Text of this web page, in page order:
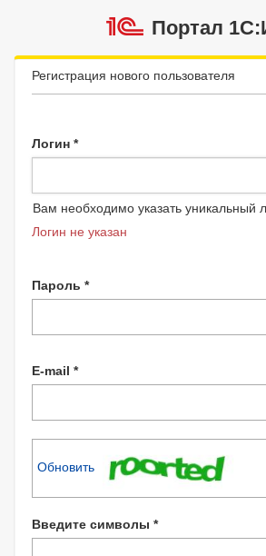
Портал
Регистрация нового пользователя
Логин *
Вам необходимо указать уникальный
Логин не указан
Пароль *
E-mail *
Обновить
Введите символы *